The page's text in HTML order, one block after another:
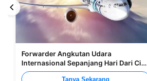
Forwarder Angkutan Udara
Internasional Sepanjang Hari Dari Cina
Ke Manila
Tanya Sekarang